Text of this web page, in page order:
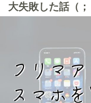
大失敗した話（；